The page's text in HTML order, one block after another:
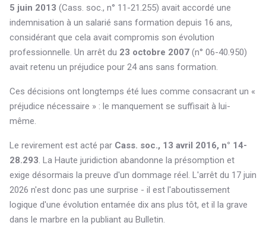
5 juin 2013 (Cass. soc., n° 11-21.255) avait accordé une
indemnisation à un salarié sans formation depuis 16 ans,
considérant que cela avait compromis son évolution
professionnelle. Un arrêt du 23 octobre 2007 (n° 06-40.950)
avait retenu un préjudice pour 24 ans sans formation.
Ces décisions ont longtemps été lues comme consacrant un «
préjudice nécessaire » : le manquement se suffisait à lui-
même.
Le revirement est acté par Cass. soc., 13 avril 2016, n° 14-
28.293. La Haute juridiction abandonne la présomption et
exige désormais la preuve d'un dommage réel. L'arrêt du 17 juin
2026 n'est donc pas une surprise - il est l'aboutissement
logique d'une évolution entamée dix ans plus tôt, et il la grave
dans le marbre en la publiant au Bulletin.